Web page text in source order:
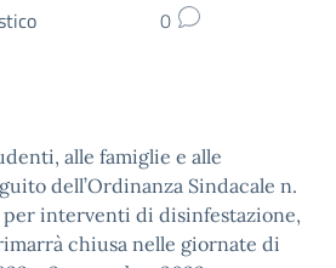
0
alle famiglie e alle
dell’Ordinanza Sindacale n.
interventi di disinfestazione,
chiusa nelle giornate di